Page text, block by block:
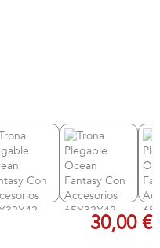
30,00 €